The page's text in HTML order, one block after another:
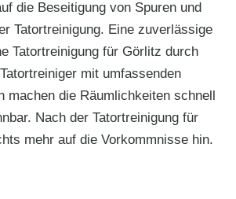
die Beseitigung von Spuren und
Tatortreinigung. Eine zuverlässige
Tatortreinigung für Görlitz durch
mit umfassenden
machen die Räumlichkeiten schnell
Nach der Tatortreinigung für
mehr auf die Vorkommnisse hin.